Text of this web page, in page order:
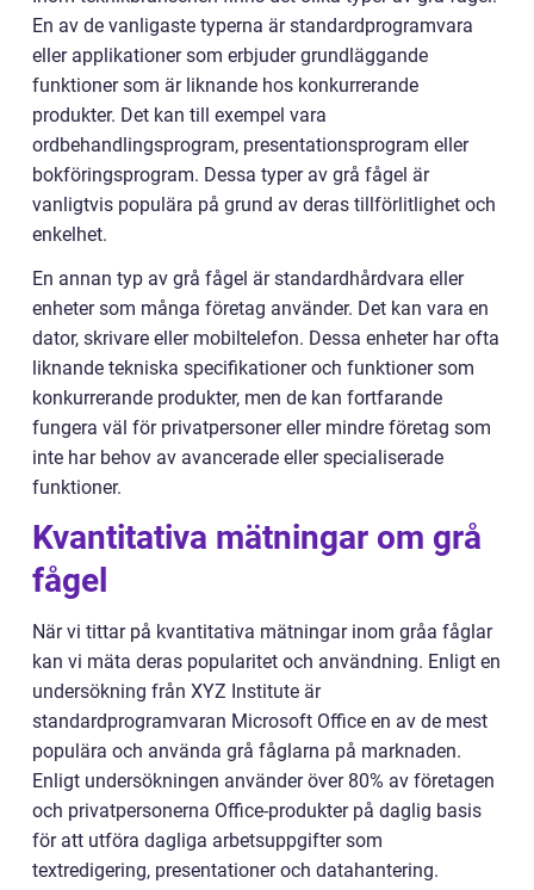
En av de vanligaste typerna är standardprogramvara
eller applikationer som erbjuder grundläggande
funktioner som är liknande hos konkurrerande
produkter. Det kan till exempel vara
ordbehandlingsprogram, presentationsprogram eller
bokföringsprogram. Dessa typer av grå fågel är
vanligtvis populära på grund av deras tillförlitlighet och
enkelhet.
En annan typ av grå fågel är standardhårdvara eller
enheter som många företag använder. Det kan vara en
dator, skrivare eller mobiltelefon. Dessa enheter har ofta
liknande tekniska specifikationer och funktioner som
konkurrerande produkter, men de kan fortfarande
fungera väl för privatpersoner eller mindre företag som
inte har behov av avancerade eller specialiserade
funktioner.
Kvantitativa mätningar om grå
fågel
När vi tittar på kvantitativa mätningar inom gråa fåglar
kan vi mäta deras popularitet och användning. Enligt en
undersökning från XYZ Institute är
standardprogramvaran Microsoft Office en av de mest
populära och använda grå fåglarna på marknaden.
Enligt undersökningen använder över 80% av företagen
och privatpersonerna Office-produkter på daglig basis
för att utföra dagliga arbetsuppgifter som
textredigering, presentationer och datahantering.